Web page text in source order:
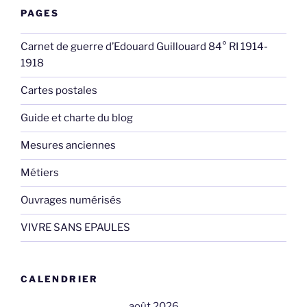
PAGES
Carnet de guerre d’Edouard Guillouard 84° RI 1914-
1918
Cartes postales
Guide et charte du blog
Mesures anciennes
Métiers
Ouvrages numérisés
VIVRE SANS EPAULES
CALENDRIER